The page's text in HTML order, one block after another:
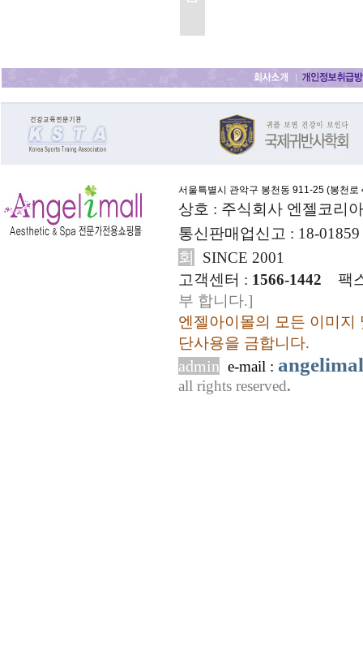
서울특별시 관악구 봉천동 911-25 (봉천로
상호 : 주식회사 엔젤코리
통신판매업신고 : 18-
회
SINCE 2001
고객센터 : 1566-1442
팩
부 합니다.]
엔젤아이몰의 모든 이미지
단사용을 금합니다.
admin e-mail :
all rights reserved.